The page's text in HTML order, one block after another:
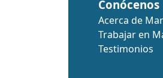
Conócenos
Acerca de
Trabajar en
Testimonios